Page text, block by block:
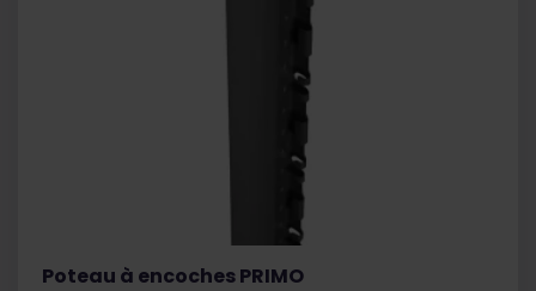
Poteau à encoches PRIMO